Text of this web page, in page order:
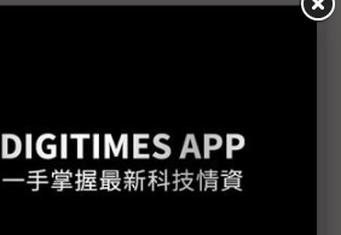
將重新定義AI PC 遲早成為